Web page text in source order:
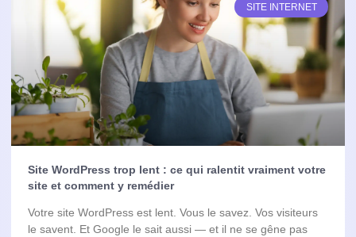
SITE INTERNET
Site WordPress trop lent : ce qui ralentit vraiment votre
site et comment y remédier
Votre site WordPress est lent. Vous le savez. Vos visiteurs
le savent. Et Google le sait aussi — et il ne se gêne pas